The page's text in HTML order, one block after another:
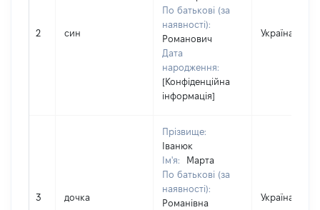
2 син
По батькові (за
наявності):
Романович
Дата
народження:
[Конфіденційна
інформація]
Україна
3 дочка
Прізвище:
Іванюк
Ім'я:
Марта
По батькові (за
наявності):
Романівна
Україна